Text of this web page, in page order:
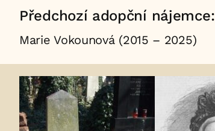
Předchozí adopční nájemce:
Marie Vokounová (2015 – 2025)
Fotogalerie: